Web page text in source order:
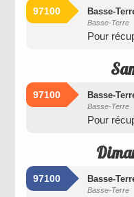
97100 Basse-
Basse-Terre
Pour
97100 Basse-
Basse-Terre
Pour
97100 Basse-
Basse-Terre